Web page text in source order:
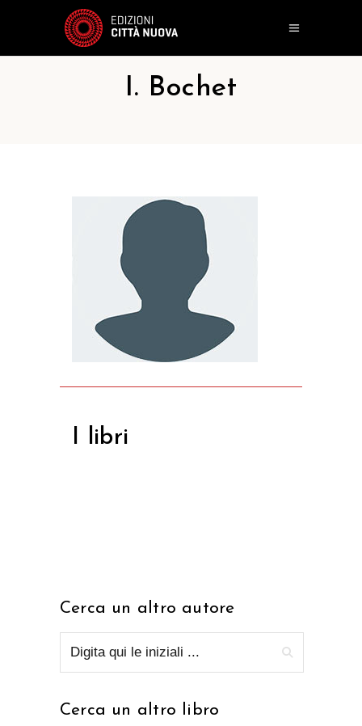
I. Bochet
I libri
Cerca un altro autore
Cerca un altro libro